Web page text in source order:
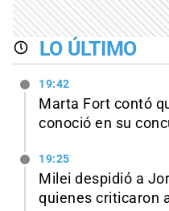
LO ÚLTIMO
19:42
Marta Fort contó
conoció en su
19:25
Milei despidió a
quienes criticaron